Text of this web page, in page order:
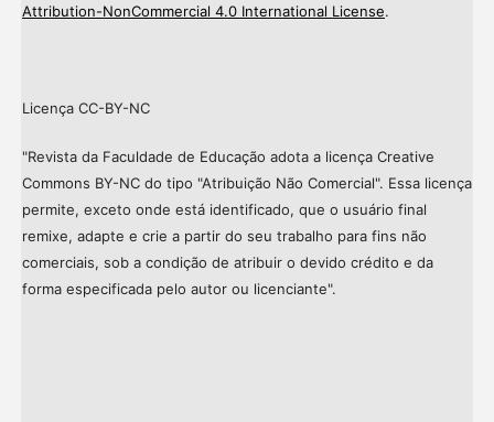
Attribution-NonCommercial 4.0 International License.
Licença CC-BY-NC
"Revista da Faculdade de Educação adota a licença Creative
Commons BY-NC do tipo "Atribuição Não Comercial". Essa licença
permite, exceto onde está identificado, que o usuário final
remixe, adapte e crie a partir do seu trabalho para fins não
comerciais, sob a condição de atribuir o devido crédito e da
forma especificada pelo autor ou licenciante".